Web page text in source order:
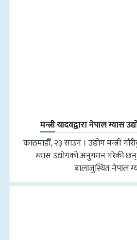
मन्त्री यादवद्वारा नेपाल ग्यास
काठमाडौँ, २३ साउन । उद्योग मन्त्री
ग्यास उद्योगको अनुगमन गरेकी
बालाजुस्थित नेपाल